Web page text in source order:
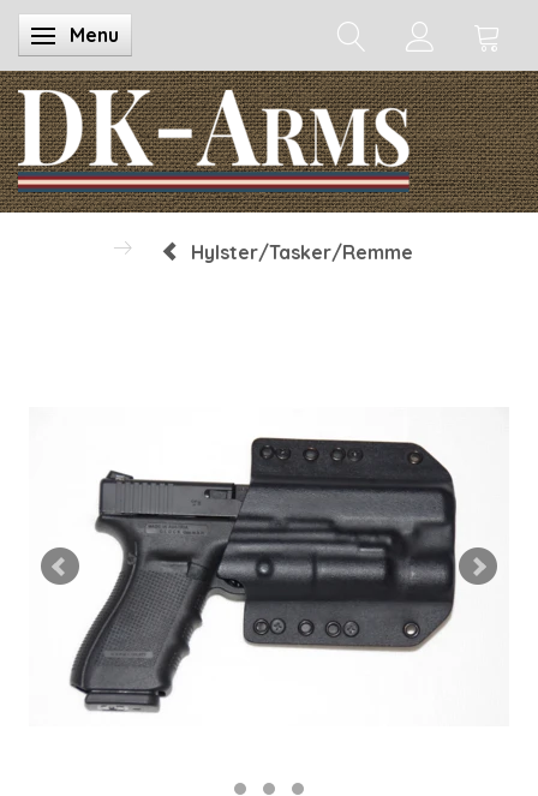
Skifte navigation
Menu
Hylster/Tasker/Remme